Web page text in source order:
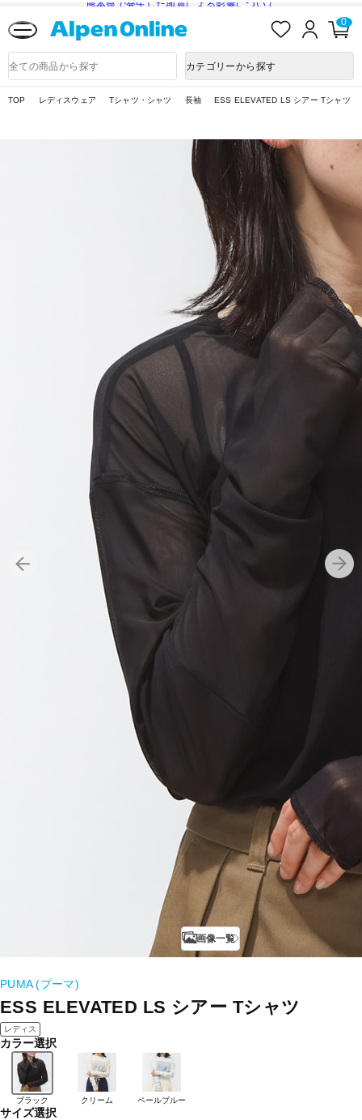
熊本県で発生した地震による影響について
入
ロ
ン
0
品
検
カテゴリーから探す
TOP レディスウェア Tシャツ・シャツ 長袖 ESS ELEVATED LS シアー Tシャツ
画像一覧
PUMA (プーマ)
ESS ELEVATED LS シアー Tシャツ
レディス
カラー選択
ブラック クリーム ペールブルー
サイズ選択